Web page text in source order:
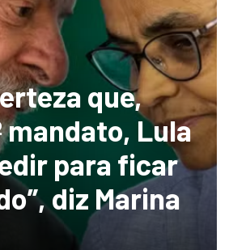
indica El
forte’
chuvas e
secas de